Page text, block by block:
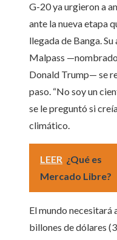
G-20 ya urgieron a
ante la nueva etapa
llegada de Banga.
Malpass
Donald Trump— se
paso. “No soy un
se le preguntó si
climático.
LEER ¿Qué es
Mercado Libre?
El mundo necesitará
billones de dólares